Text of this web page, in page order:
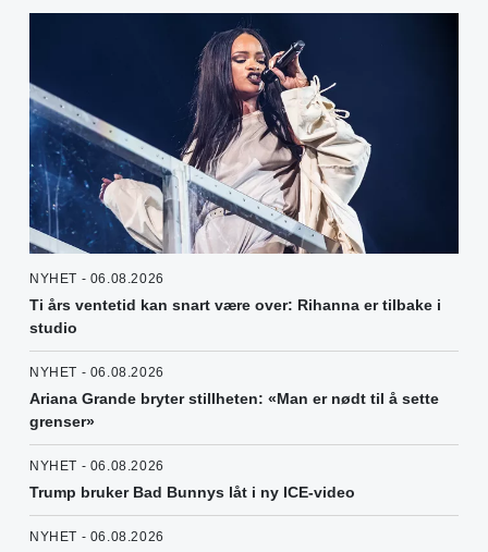
NYHET - 06.08.2026
Ti års ventetid kan snart være over: Rihanna er tilbake i
studio
NYHET - 06.08.2026
Ariana Grande bryter stillheten: «Man er nødt til å sette
grenser»
NYHET - 06.08.2026
Trump bruker Bad Bunnys låt i ny ICE-video
NYHET - 06.08.2026